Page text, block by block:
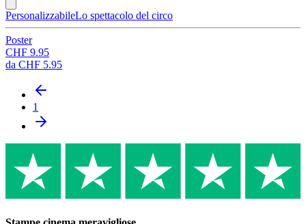
PersonalizzabileLo spettacolo del circo
Poster
CHF 9.95
da CHF 5.95
1